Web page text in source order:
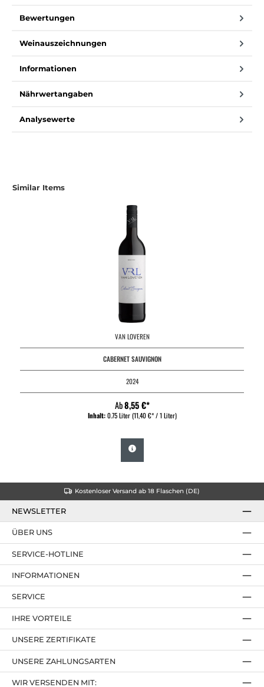
Bewertungen
Weinauszeichnungen
Informationen
Nährwertangaben
Analysewerte
Produktgalerie überspringen
Similar Items
VAN LOVEREN
CABERNET SAUVIGNON
2024
Ab8,55 €*
Inhalt:0.75 Liter(11,40 €* / 1 Liter)
Kostenloser Versand ab 18 Flaschen (DE)
NEWSLETTER
SERVICE-HOTLINE
IHRE VORTEILE
UNSERE ZAHLUNGSARTEN
ÜBER UNS
UNSERE ZERTIFIKATE
INFORMATIONEN
SERVICE
WIR VERSENDEN MIT: